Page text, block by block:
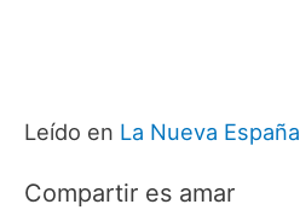
Leído en La Nueva España
Compartir es amar